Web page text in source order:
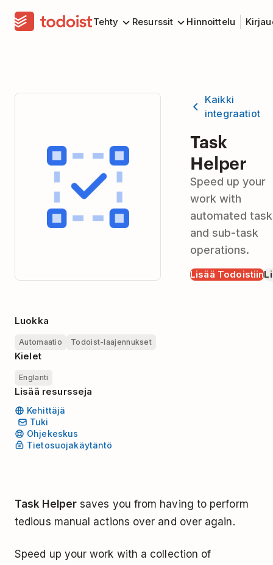
Tehty Resurssit Hinnoittelu
Kaikki
integraatiot
Task
Helper
Speed up your
work with
automated task
and sub-task
operations.
Lisää Todoistiin
Luokka
Automaatio Todoist-laajennukset
Kielet
Englanti
Lisää resursseja
Kehittäjä
Tuki
Ohjekeskus
Tietosuojakäytäntö
Task Helpersaves you from having to perform
tedious manual actions over and over again.
Speed up your work with a collection of